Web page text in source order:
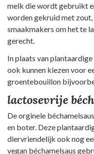
melk die wordt gebruikt
worden gekruid met
smaakmakers om het te
gerecht.
In plaats van
ook kunnen kiezen voor
groentebouillon
lactosevrije
De orginele
en boter. Deze
diervriendelijk ook nog
vegan béchamelsaus